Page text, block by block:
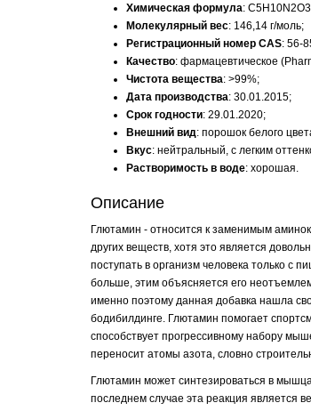
Химическая формула:
Молекулярный вес: 146,14 г/моль;
Регистрационный номер CAS: 56-
Качество: фармацевтическое
Чистота вещества: >99%;
Дата производства: 30.01.2015;
Срок годности: 29.01.2020;
Внешний вид: порошок белого
Вкус: нейтральный, с легким
Растворимость в воде: хорошая.
Описание
Глютамин - относится к заменимым
других веществ, хотя это является
поступать в организм человека только с
больше, этим объясняется его
именно поэтому данная добавка нашла
бодибилдинге. Глютамин помогает
способствует прогрессивному набору
переносит атомы азота, словно
Глютамин может синтезироваться в
последнем случае эта реакция является